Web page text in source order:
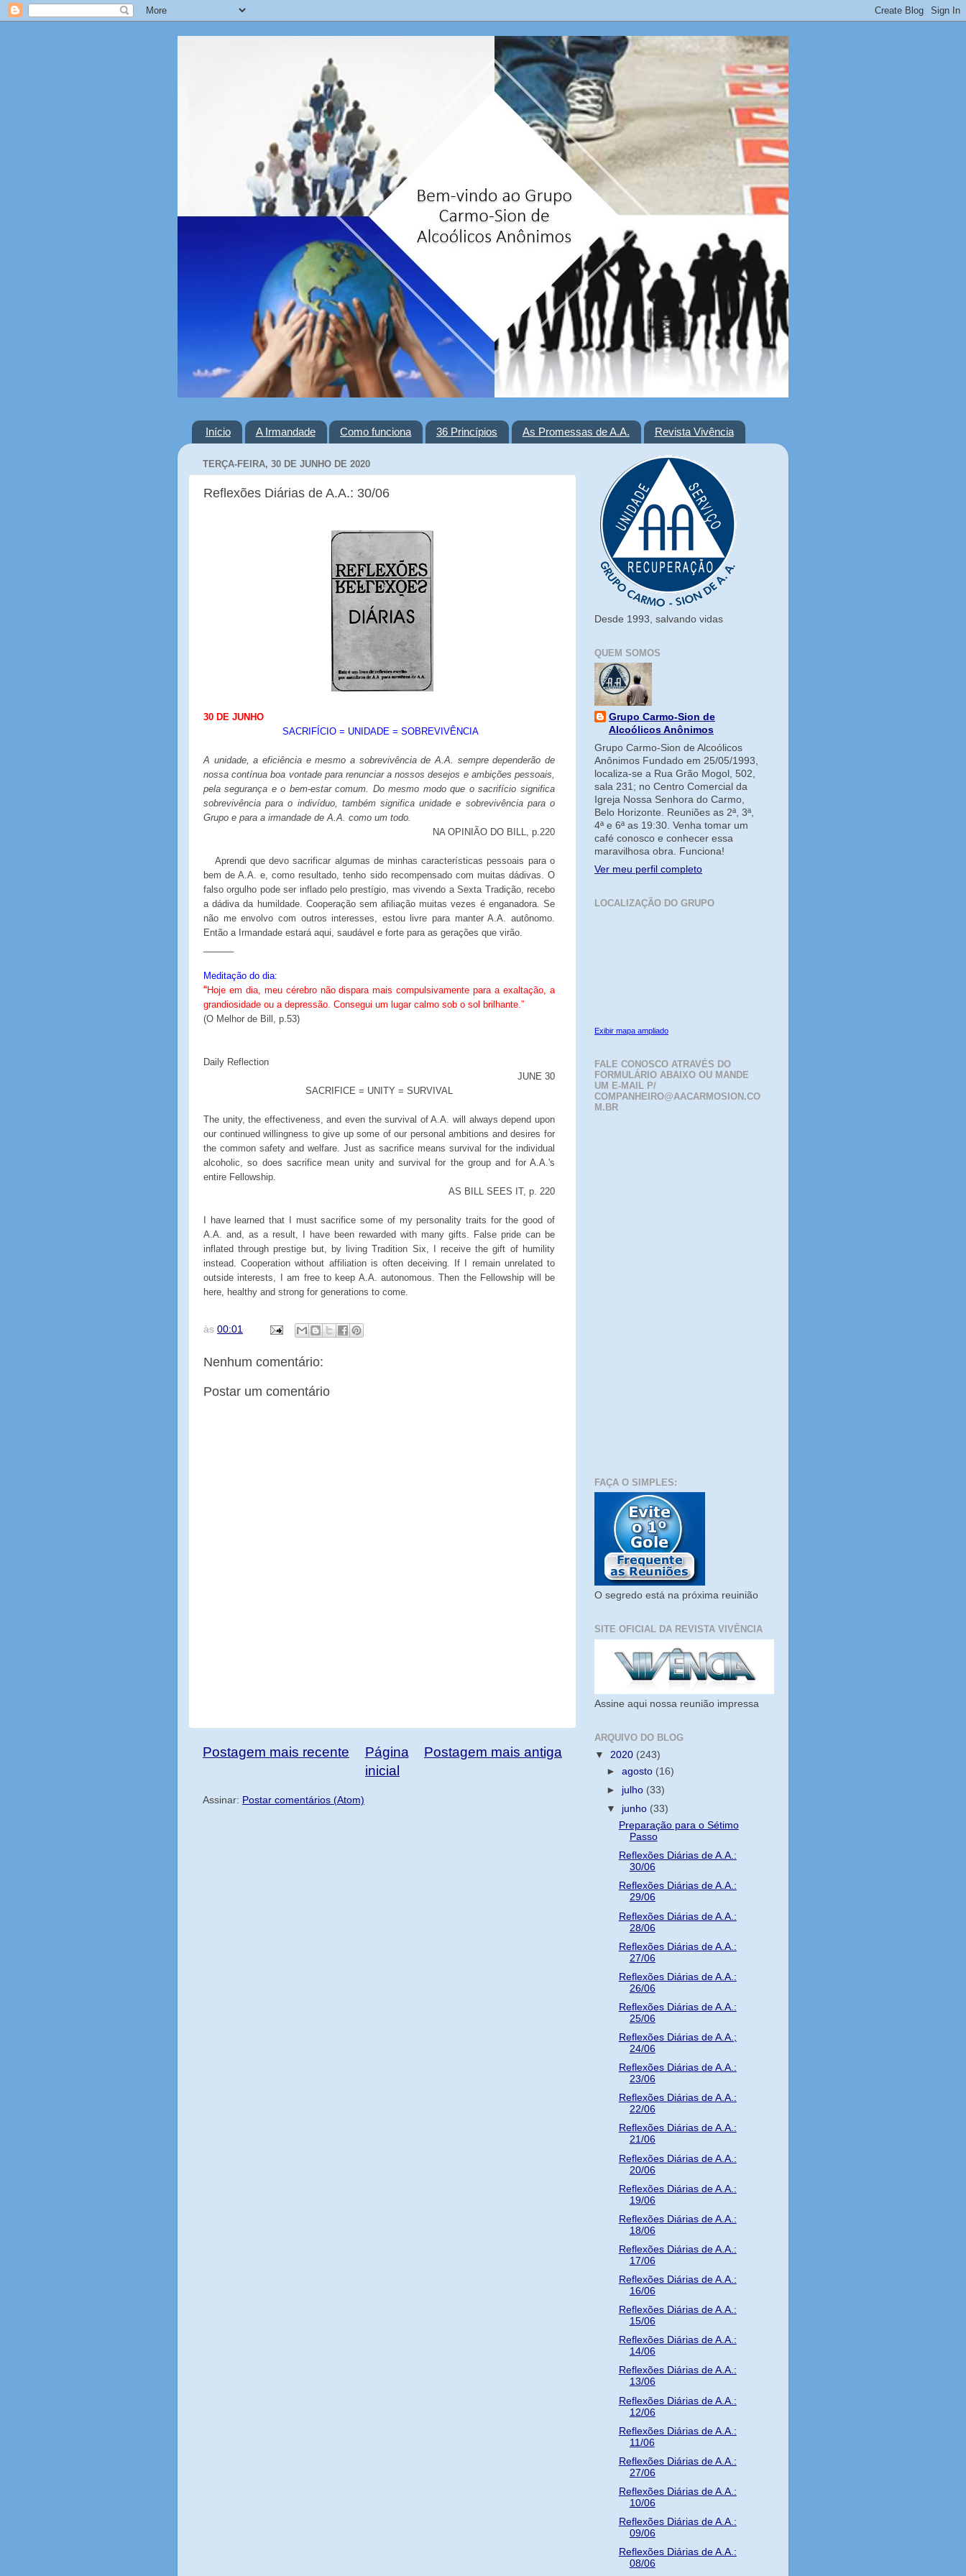
Início A Irmandade Como funciona 36 Princípios As Promessas de A.A. Revista Vivência
TERÇA-FEIRA, 30 DE JUNHO DE 2020
Reflexões Diárias de A.A.: 30/06
30 DE JUNHO
SACRIFÍCIO = UNIDADE = SOBREVIVÊNCIA
A unidade, a eficiência e mesmo a sobrevivência de A.A. sempre dependerão de
nossa contínua boa vontade para renunciar a nossos desejos e ambições pessoais,
pela segurança e o bem-estar comum. Do mesmo modo que o sacrifício significa
sobrevivência para o indivíduo, também significa unidade e sobrevivência para o
Grupo e para a irmandade de A.A. como um todo.
NA OPINIÃO DO BILL, p.220
Aprendi que devo sacrificar algumas de minhas características pessoais para o
bem de A.A. e, como resultado, tenho sido recompensado com muitas dádivas. O
falso orgulho pode ser inflado pelo prestígio, mas vivendo a Sexta Tradição, recebo
a dádiva da humildade. Cooperação sem afiliação muitas vezes é enganadora. Se
não me envolvo com outros interesses, estou livre para manter A.A. autônomo.
Então a Irmandade estará aqui, saudável e forte para as gerações que virão.
Meditação do dia:
“Hoje em dia, meu cérebro não dispara mais compulsivamente para a exaltação, a
grandiosidade ou a depressão. Consegui um lugar calmo sob o sol brilhante.”
(O Melhor de Bill, p.53)
Daily Reflection
JUNE 30
SACRIFICE = UNITY = SURVIVAL
The unity, the effectiveness, and even the survival of A.A. will always depend upon
our continued willingness to give up some of our personal ambitions and desires for
the common safety and welfare. Just as sacrifice means survival for the individual
alcoholic, so does sacrifice mean unity and survival for the group and for A.A.'s
entire Fellowship.
AS BILL SEES IT, p. 220
I have learned that I must sacrifice some of my personality traits for the good of
A.A. and, as a result, I have been rewarded with many gifts. False pride can be
inflated through prestige but, by living Tradition Six, I receive the gift of humility
instead. Cooperation without affiliation is often deceiving. If I remain unrelated to
outside interests, I am free to keep A.A. autonomous. Then the Fellowship will be
here, healthy and strong for generations to come.
às 00:01
Nenhum comentário:
Postar um comentário
Postagem mais recente Postagem mais antiga
Página
inicial
Assinar: Postar comentários (Atom)
Desde 1993, salvando vidas
QUEM SOMOS
Grupo Carmo-Sion de
Alcoólicos Anônimos
Grupo Carmo-Sion de Alcoólicos
Anônimos Fundado em 25/05/1993,
localiza-se a Rua Grão Mogol, 502,
sala 231; no Centro Comercial da
Igreja Nossa Senhora do Carmo,
Belo Horizonte. Reuniões as 2ª, 3ª,
4ª e 6ª as 19:30. Venha tomar um
café conosco e conhecer essa
maravilhosa obra. Funciona!
Ver meu perfil completo
LOCALIZAÇÃO DO GRUPO
Exibir mapa ampliado
FALE CONOSCO ATRAVÉS DO
FORMULÁRIO ABAIXO OU MANDE
UM E-MAIL P/
COMPANHEIRO@AACARMOSION.CO
M.BR
FAÇA O SIMPLES:
O segredo está na próxima reuinião
SITE OFICIAL DA REVISTA VIVÊNCIA
Assine aqui nossa reunião impressa
ARQUIVO DO BLOG
▼ 2020 (243)
►agosto (16)
► julho (33)
▼ junho (33)
Preparação para o Sétimo
Passo
Reflexões Diárias de A.A.:
30/06
Reflexões Diárias de A.A.:
29/06
Reflexões Diárias de A.A.:
28/06
Reflexões Diárias de A.A.:
27/06
Reflexões Diárias de A.A.:
26/06
Reflexões Diárias de A.A.:
25/06
Reflexões Diárias de A.A.;
24/06
Reflexões Diárias de A.A.:
23/06
Reflexões Diárias de A.A.:
22/06
Reflexões Diárias de A.A.:
21/06
Reflexões Diárias de A.A.:
20/06
Reflexões Diárias de A.A.:
19/06
Reflexões Diárias de A.A.:
18/06
Reflexões Diárias de A.A.:
17/06
Reflexões Diárias de A.A.:
16/06
Reflexões Diárias de A.A.:
15/06
Reflexões Diárias de A.A.:
14/06
Reflexões Diárias de A.A.:
13/06
Reflexões Diárias de A.A.:
12/06
Reflexões Diárias de A.A.:
11/06
Reflexões Diárias de A.A.:
27/06
Reflexões Diárias de A.A.:
10/06
Reflexões Diárias de A.A.:
09/06
Reflexões Diárias de A.A.:
08/06